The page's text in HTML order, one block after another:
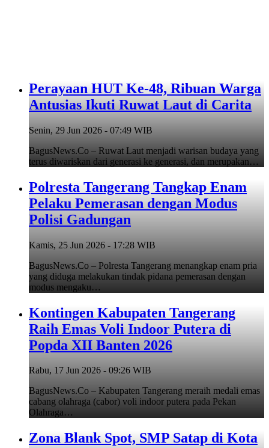
Perayaan HUT Ke-48, Ribuan Warga
Antusias Ikuti Ruwat Laut di Carita
Senin, 29 Jun 2026 - 07:49 WIB
BagusNews.Co – Ruwat Laut menjadi warisan budaya yang
terus diwariskan dari generasi ke generasi, dan merupakan…
Polresta Tangerang Tangkap Enam
Pelaku Pemerasan dengan Modus
Polisi Gadungan
Kamis, 25 Jun 2026 - 17:28 WIB
BagusNews.Co – Polresta Tangerang menangkap enam pria
yang diduga melakukan tindak pidana pemerasan dengan
modus mengaku…
Kontingen Kabupaten Tangerang
Raih Emas Voli Indoor Putera di
Popda XII Banten 2026
Rabu, 17 Jun 2026 - 09:26 WIB
BagusNews.Co – Kabupaten Tangerang meraih medali emas
cabang olahraga (cabor) voli indoor putera pada Pekan
Olahraga…
Zona Blank Spot, SMP Satap di Kota